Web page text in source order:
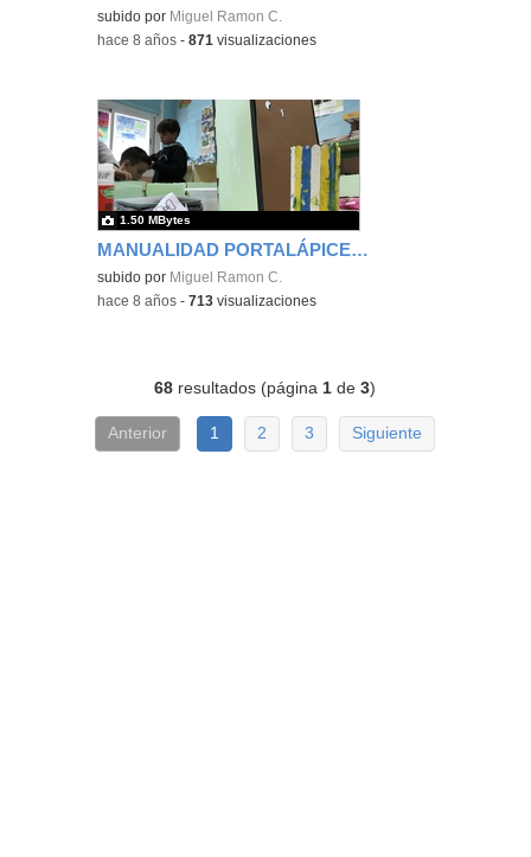
subido por Miguel Ramon C.
-hace 8 años -871 visualizaciones
MANUALIDAD PORTALÁPICES - TERCERO 6
subido por Miguel Ramon C.
1.50 MBytes
-hace 8 años -713 visualizaciones
68 resultados (página 1 de3)
Anterior 1 2 3 Siguiente